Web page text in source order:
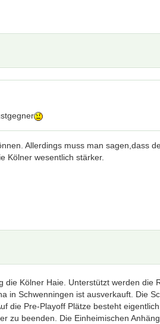
Allerdings muss man sagen,dass
Kölner wesentlich stärker.
die Kölner Haie. Unterstützt werden die
in Schwenningen ist ausverkauft. Die
die Pre-Playoff Plätze besteht
zu beenden. Die Einheimischen